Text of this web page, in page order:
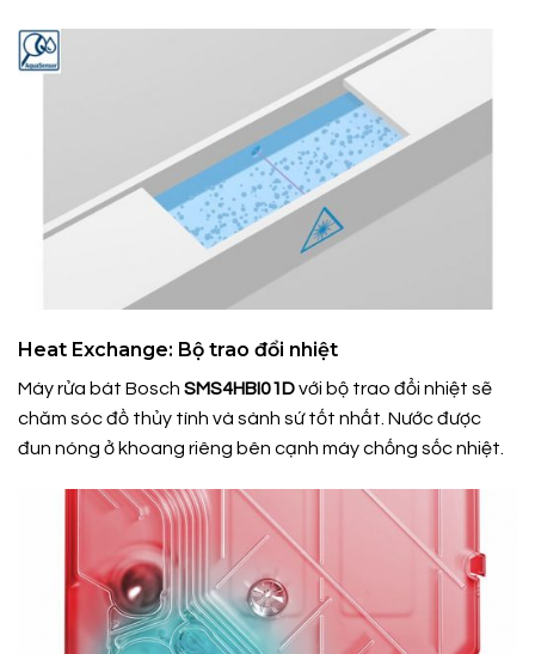
Heat Exchange: Bộ trao đổi nhiệt
Máy rửa bát Bosch SMS4HBI01Dvới bộ trao đổi nhiệt sẽ
chăm sóc đồ thủy tính và sành sứ tốt nhất. Nước được
đun nóng ở khoang riêng bên cạnh máy chống sốc nhiệt.